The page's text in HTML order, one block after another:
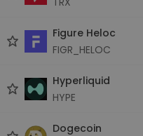
Figure Heloc
FIGR_HELOC
Hyperliquid
HYPE
Dogecoin